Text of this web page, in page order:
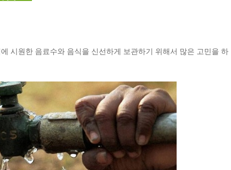
시원한 음료수와 음식을 신선하게 보관하기 위해서 많은 고민을 하